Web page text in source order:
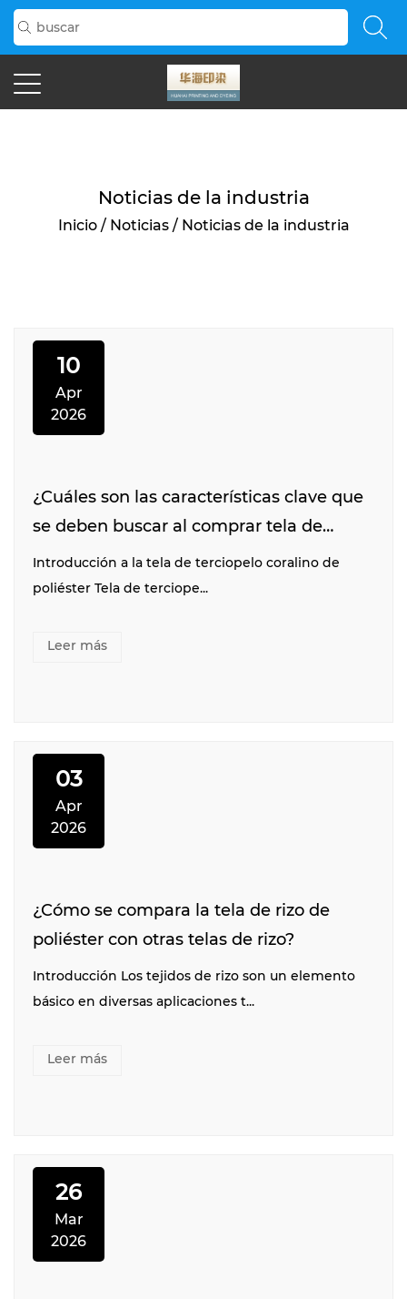
Noticias de la industria
Inicio/ Noticias/ Noticias de la industria
10
Apr
2026
¿Cuáles son las características clave que
se deben buscar al comprar tela de
terciopelo coral de poliéster?
Introducción a la tela de terciopelo coralino de
poliéster Tela de terciope...
Leer más
03
Apr
2026
¿Cómo se compara la tela de rizo de
poliéster con otras telas de rizo?
Introducción Los tejidos de rizo son un elemento
básico en diversas aplicaciones t...
Leer más
26
Mar
2026